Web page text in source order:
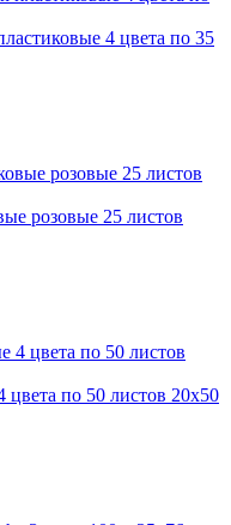
4 цвета по 35
розовые 25 листов
по 50 листов 20х50